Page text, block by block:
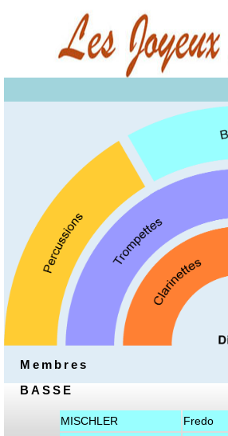
Membres
BASSE
MISCHLER Fredo